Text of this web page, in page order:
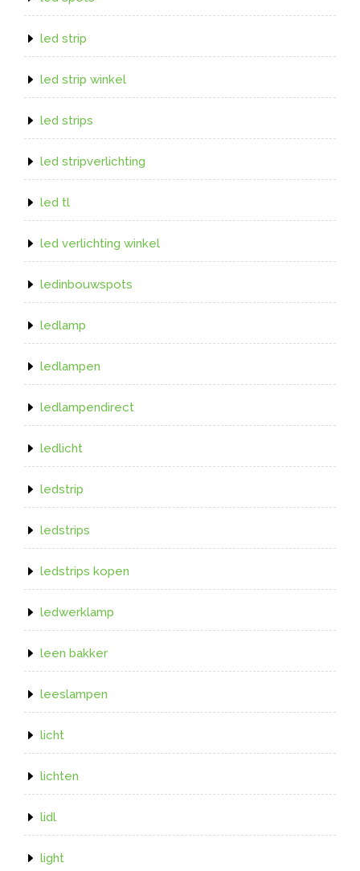
led strip
led strip winkel
led strips
led stripverlichting
led tl
led verlichting winkel
ledinbouwspots
ledlamp
ledlampen
ledlampendirect
ledlicht
ledstrip
ledstrips
ledstrips kopen
ledwerklamp
leen bakker
leeslampen
licht
lichten
lidl
light